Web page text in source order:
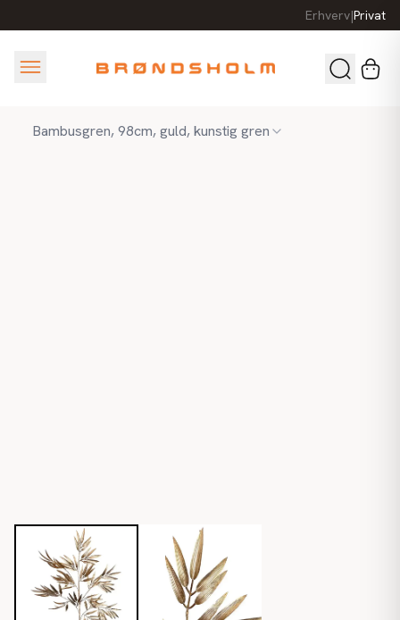
Erhverv|Privat
Bambusgren, 98cm, guld, kunstig gren